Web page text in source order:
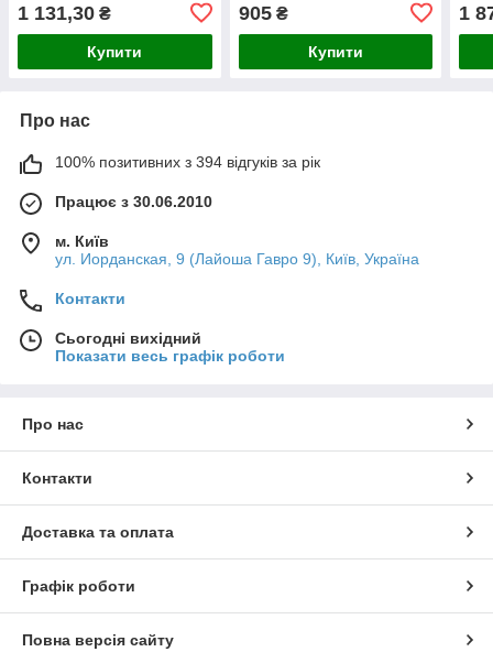
1 131,30 ₴
Купити
905₴
Купити
1
Про нас
100% позитивних з 394 відгуків за рік
Працює з 30.06.2010
м. Київ
ул. Иорданская, 9 (Лайоша Гавро 9), Київ, Україна
Контакти
Сьогодні вихідний
Показати весь графік роботи
Про нас
Контакти
Доставка та оплата
Графік роботи
Повна версія сайту